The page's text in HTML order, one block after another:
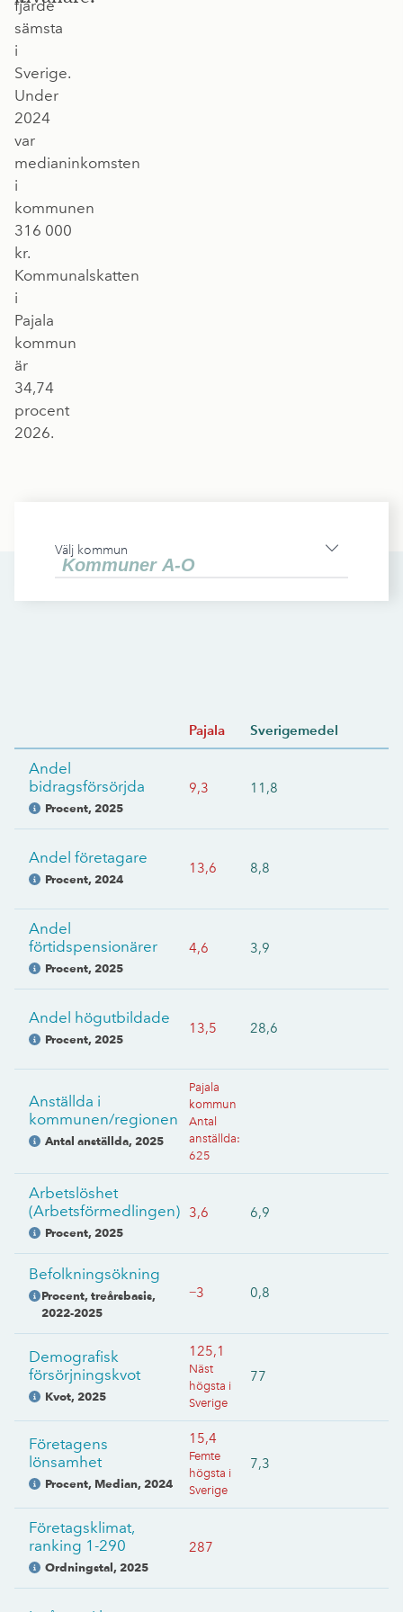
fjärde
sämsta
i
Sverige.
Under
2024
var
medianinkomsten
i
kommunen
316 000
kr.
Kommunalskatten
i
Pajala
kommun
är
34,74
procent
2026.
Välj kommun
Pajala Sverigemedel
Andel
bidragsförsörjda
Procent, 2025
9,3 11,8
Andel företagare
Procent, 2024
13,6 8,8
Andel
förtidspensionärer
Procent, 2025
4,6 3,9
Andel högutbildade
Procent, 2025
13,5 28,6
Anställda i
kommunen/regionen
Antal anställda, 2025
Pajala
kommun
Antal
anställda:
625
Arbetslöshet
(Arbetsförmedlingen)
Procent, 2025
3,6 6,9
Befolkningsökning
Procent, treårsbasis,
2022-2025
−3 0,8
Demografisk
försörjningskvot
Kvot, 2025
125,1
Näst
högsta i
Sverige
77
Företagens
lönsamhet
Procent, Median, 2024
15,4
Femte
högsta i
Sverige
7,3
Företagsklimat,
ranking 1-290
Ordningstal, 2025
287